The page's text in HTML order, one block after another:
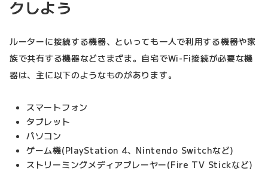
クしよう
ルーターに接続する機器、といっても一人で利用する機器や家
族で共有する機器などさまざま。自宅でWi-Fi接続が必要な機
器は、主に以下のようなものがあります。
スマートフォン
タブレット
パソコン
ゲーム機(PlayStation 4、Nintendo Switchなど)
ストリーミングメディアプレーヤー(Fire TV Stickなど)